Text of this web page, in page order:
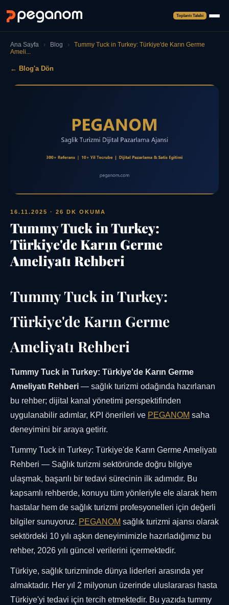
Toplantı Talebi
Ana Sayfa › Blog ›
Tummy Tuck in Turkey: Türkiye'de Karın Germe
Ameli...
← Blog'a Dön
16.11.2025 · 26 DK OKUMA
Tummy Tuck in Turkey:
Türkiye'de Karın Germe
Ameliyatı Rehberi
Tummy Tuck in Turkey:
Türkiye'de Karın Germe
Ameliyatı Rehberi
Tummy Tuck in Turkey: Türkiye'de Karın Germe
Ameliyatı Rehberi — sağlık turizmi odağında hazırlanan
bu rehber; dijital kanal yönetimi perspektifinden
uygulanabilir adımlar, KPI önerileri ve PEGANOM saha
deneyimini bir araya getirir.
Tummy Tuck in Turkey: Türkiye'de Karın Germe Ameliyatı
Rehberi — Sağlık turizmi sektöründe doğru bilgiye
ulaşmak, başarılı bir tedavi sürecinin ilk adımıdır. Bu
kapsamlı rehberde, konuyu tüm yönleriyle ele alarak hem
hastalar hem de sağlık turizmi profesyonelleri için değerli
bilgiler sunuyoruz. PEGANOM sağlık turizmi ajansı olarak
sektördeki 10 yılı aşkın deneyimimizle hazırladığımız bu
rehber, 2026 yılı güncel verilerini içermektedir.
Türkiye, sağlık turizminde dünya liderleri arasında yer
almaktadır. Her yıl 2 milyonun üzerinde uluslararası hasta
Türkiye'yi tedavi için tercih etmektedir. Bu yazıda tummy